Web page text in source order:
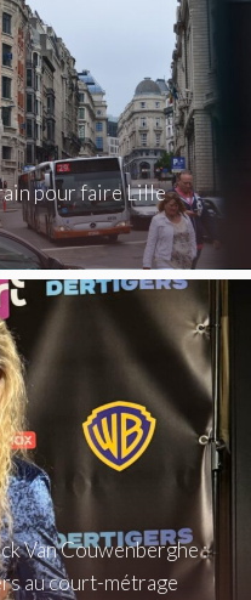
pour faire Lille
Van Couwenberghe :
au court-métrage